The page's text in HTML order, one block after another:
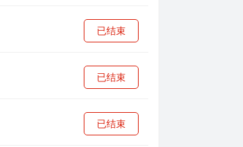
已结束
已结束
已结束